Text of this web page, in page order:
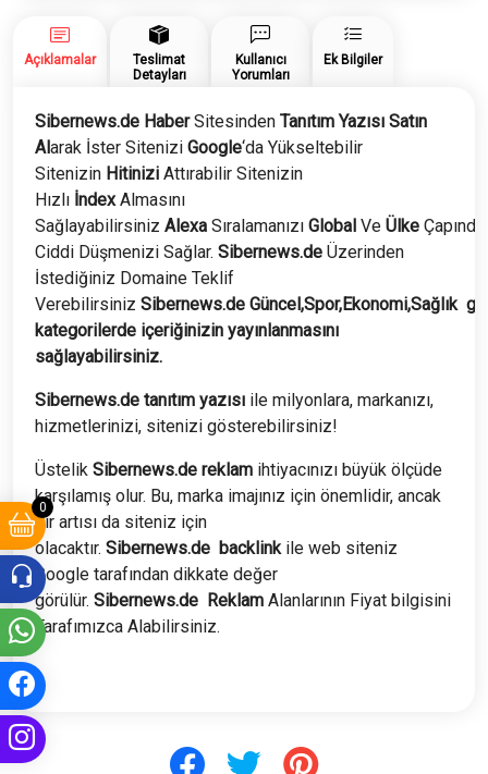
0
Açıklamalar
Teslimat
Detayları
Kullanıcı
Yorumları
Ek Bilgiler
Sibernews.de HaberSitesinden Tanıtım Yazısı Satın
Alarak İster Sitenizi Google‘da Yükseltebilir
Sitenizin Hitinizi Attırabilir Sitenizin
Hızlı İndexAlmasını
Sağlayabilirsiniz Alexa Sıralamanızı Global Ve Ülke Çapında
Ciddi Düşmenizi Sağlar. Sibernews.de Üzerinden
İstediğiniz Domaine Teklif
Verebilirsiniz Sibernews.de Güncel,Spor,Ekonomi,Sağlık
kategorilerde içeriğinizin yayınlanmasını
sağlayabilirsiniz.
Sibernews.de tanıtım yazısı ile milyonlara, markanızı,
hizmetlerinizi, sitenizi gösterebilirsiniz!
Üstelik Sibernews.de reklam ihtiyacınızı büyük ölçüde
karşılamış olur. Bu, marka imajınız için önemlidir, ancak
bir artısı da siteniz için
olacaktır. Sibernews.de backlink ile web siteniz
Google tarafından dikkate değer
görülür. Sibernews.de Reklam Alanlarının Fiyat bilgisini
Tarafımızca Alabilirsiniz.